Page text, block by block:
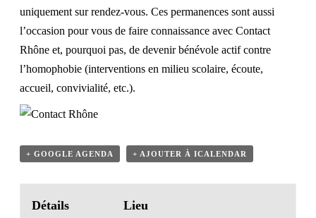
uniquement sur rendez-vous. Ces permanences sont aussi
l’occasion pour vous de faire connaissance avec Contact
Rhône et, pourquoi pas, de devenir bénévole actif contre
l’homophobie (interventions en milieu scolaire, écoute,
accueil, convivialité, etc.).
+ GOOGLE AGENDA + AJOUTER À ICALENDAR
Détails Lieu